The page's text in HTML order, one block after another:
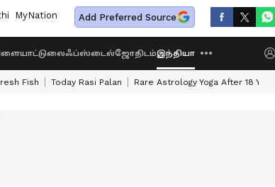
MyNation Add Preferred Source
லைஃப்ஸ்டைல்ஜோதிடம்இந்தியா
Fish Today Rasi Palan Rare Astrology Yoga After 18 Years